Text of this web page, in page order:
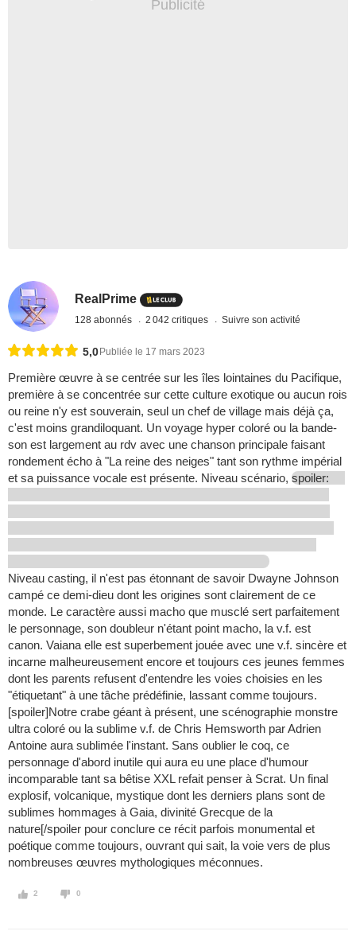
RealPrime
128 abonnés 2 042 critiques Suivre son activité
5,0 Publiée le 17 mars 2023
Première œuvre à se centrée sur les îles lointaines du Pacifique,
première à se concentrée sur cette culture exotique ou aucun rois
ou reine n'y est souverain, seul un chef de village mais déjà ça,
c'est moins grandiloquant. Un voyage hyper coloré ou la bande-
son est largement au rdv avec une chanson principale faisant
rondement écho à "La reine des neiges" tant son rythme impérial
et sa puissance vocale est présente. Niveau scénario, spoiler:
Niveau casting, il n'est pas étonnant de savoir Dwayne Johnson
campé ce demi-dieu dont les origines sont clairement de ce
monde. Le caractère aussi macho que musclé sert parfaitement
le personnage, son doubleur n'étant point macho, la v.f. est
canon. Vaiana elle est superbement jouée avec une v.f. sincère et
incarne malheureusement encore et toujours ces jeunes femmes
dont les parents refusent d'entendre les voies choisies en les
"étiquetant" à une tâche prédéfinie, lassant comme toujours.
[spoiler]Notre crabe géant à présent, une scénographie monstre
ultra coloré ou la sublime v.f. de Chris Hemsworth par Adrien
Antoine aura sublimée l'instant. Sans oublier le coq, ce
personnage d'abord inutile qui aura eu une place d'humour
incomparable tant sa bêtise XXL refait penser à Scrat. Un final
explosif, volcanique, mystique dont les derniers plans sont de
sublimes hommages à Gaia, divinité Grecque de la
nature[/spoiler pour conclure ce récit parfois monumental et
poétique comme toujours, ouvrant qui sait, la voie vers de plus
nombreuses œuvres mythologiques méconnues.
2 0